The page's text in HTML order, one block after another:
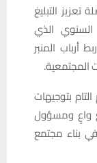
التبليغ
السنوي الذي
المنبر
المجتمعية.
بتوجيهات
واعٍ ومسؤول
بناء مجتمع